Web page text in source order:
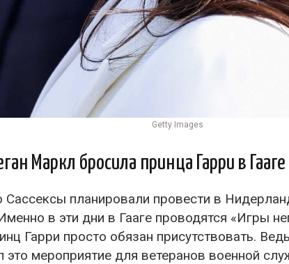
Getty Images
Маркл бросила принца Гарри в
Сассексы планировали провести в
в эти дни в Гааге проводятся «Игры
Гарри просто обязан присутствовать.
это мероприятие для ветеранов военной